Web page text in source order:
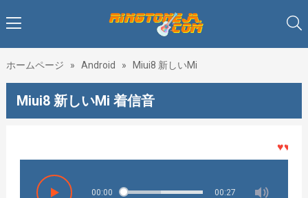
ホームページ » Android » Miui8 新しいMi
Miui8 新しいMi 着信音
♥♥♥着メ
00:00 00:27